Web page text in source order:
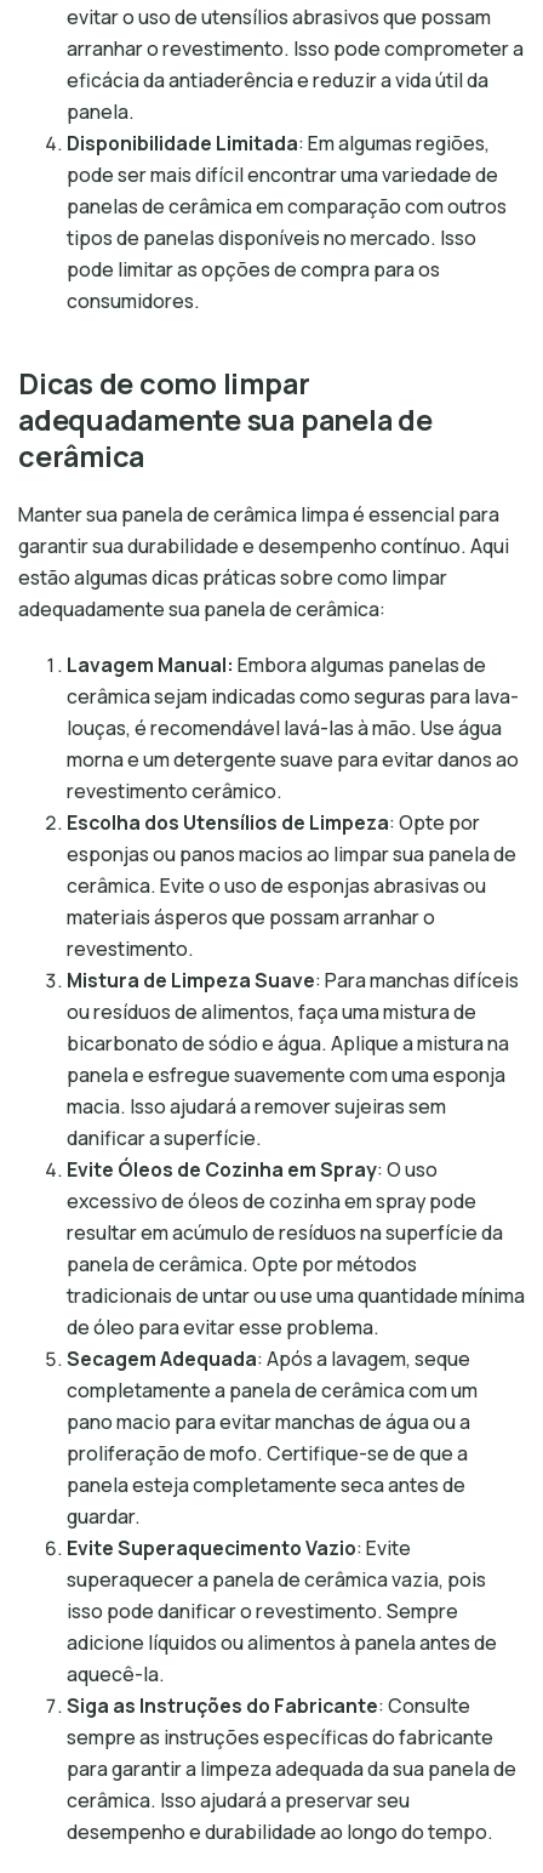
evitar o uso de utensílios abrasivos que possam
arranhar o revestimento. Isso pode comprometer a
eficácia da antiaderência e reduzir a vida útil da
panela.
Disponibilidade Limitada: Em algumas regiões,
pode ser mais difícil encontrar uma variedade de
panelas de cerâmica em comparação com outros
tipos de panelas disponíveis no mercado. Isso
pode limitar as opções de compra para os
consumidores.
Dicas de como limpar
adequadamente sua panela de
cerâmica
Manter sua panela de cerâmica limpa é essencial para
garantir sua durabilidade e desempenho contínuo. Aqui
estão algumas dicas práticas sobre como limpar
adequadamente sua panela de cerâmica:
Lavagem Manual: Embora algumas panelas de
cerâmica sejam indicadas como seguras para lava-
louças, é recomendável lavá-las à mão. Use água
morna e um detergente suave para evitar danos ao
revestimento cerâmico.
Escolha dos Utensílios de Limpeza: Opte por
esponjas ou panos macios ao limpar sua panela de
cerâmica. Evite o uso de esponjas abrasivas ou
materiais ásperos que possam arranhar o
revestimento.
Mistura de Limpeza Suave: Para manchas difíceis
ou resíduos de alimentos, faça uma mistura de
bicarbonato de sódio e água. Aplique a mistura na
panela e esfregue suavemente com uma esponja
macia. Isso ajudará a remover sujeiras sem
danificar a superfície.
Evite Óleos de Cozinha em Spray: O uso
excessivo de óleos de cozinha em spray pode
resultar em acúmulo de resíduos na superfície da
panela de cerâmica. Opte por métodos
tradicionais de untar ou use uma quantidade mínima
de óleo para evitar esse problema.
Secagem Adequada: Após a lavagem, seque
completamente a panela de cerâmica com um
pano macio para evitar manchas de água ou a
proliferação de mofo. Certifique-se de que a
panela esteja completamente seca antes de
guardar.
Evite Superaquecimento Vazio: Evite
superaquecer a panela de cerâmica vazia, pois
isso pode danificar o revestimento. Sempre
adicione líquidos ou alimentos à panela antes de
aquecê-la.
Siga as Instruções do Fabricante: Consulte
sempre as instruções específicas do fabricante
para garantir a limpeza adequada da sua panela de
cerâmica. Isso ajudará a preservar seu
desempenho e durabilidade ao longo do tempo.